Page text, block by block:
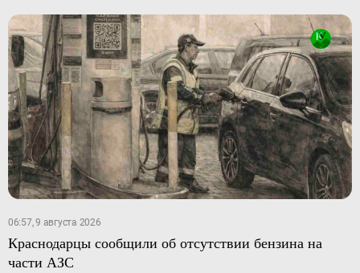
06:57, 9 августа 2026
Краснодарцы сообщили об отсутствии бензина на
части АЗС